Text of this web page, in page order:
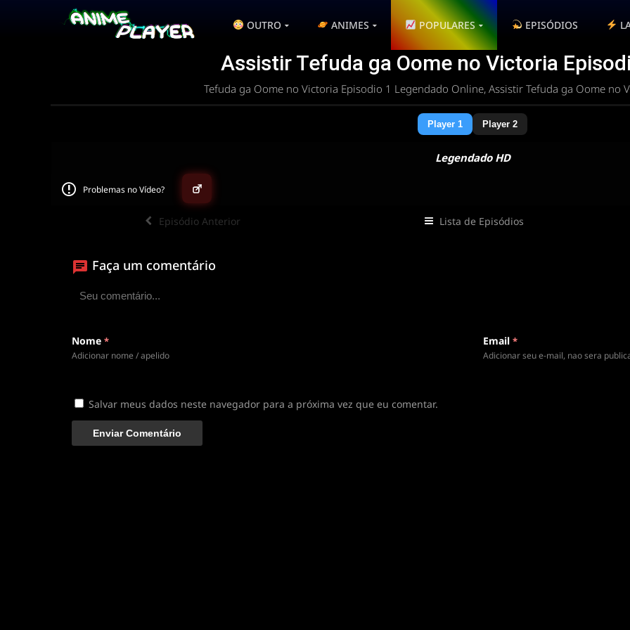
OUTRO ANIMES POPULARES EPISÓDIOS
Assistir Tefuda ga Oome no Victoria
Tefuda ga Oome no Victoria Episodio 1 Legendado Online, Assistir Tefuda ga Oome no
Player 1 Player 2
▶
Clique para assistir
Conectando ao servidor de vídeo com a melhor rota
Legendado HD
Problemas no Vídeo?
Episódio Anterior Lista de Episódios
Faça um comentário
Nome *
Adicionar nome / apelido
Email *
Adicionar seu e-mail, nao sera
Salvar meus dados neste navegador para a próxima vez que eu comentar.